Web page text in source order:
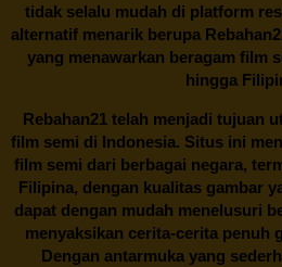
tidak selalu mudah di platform
alternatif menarik berupa
yang menawarkan beragam film
hingga
Rebahan21telah menjadi tujuan
film semi di Indonesia. Situs ini
film semi dari berbagai negara,
Filipina, dengan kualitas gambar
dapat dengan mudah menelusuri
menyaksikan cerita-cerita penuh
Dengan antarmuka yang